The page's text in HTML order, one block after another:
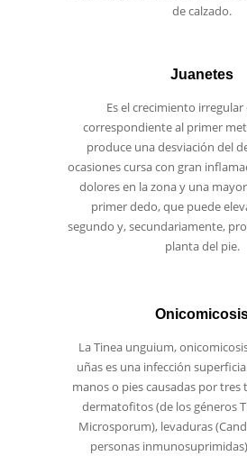
de calzado.
Juanetes
Es el crecimiento irregular
correspondiente al primer
produce una desviación del
ocasiones cursa con gran
dolores en la zona y una
primer dedo, que puede
segundo y, secundariamente,
planta del pie.
La Tinea unguium,
uñas es una infección
manos o pies causadas por tres
dermatofitos (de los géneros
Microsporum), levaduras
personas